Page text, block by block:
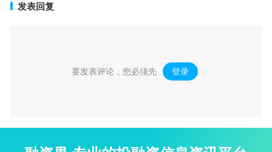
发表回复
要发表评论，您必须先 登录 。